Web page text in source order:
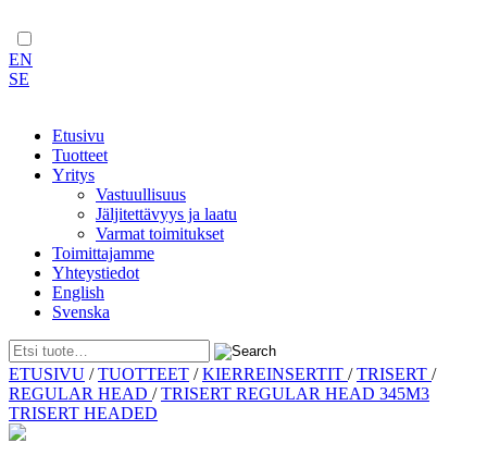
EN
SE
Etusivu
Tuotteet
Yritys
Vastuullisuus
Jäljitettävyys ja laatu
Varmat toimitukset
Toimittajamme
Yhteystiedot
English
Svenska
Skip
to
content
ETUSIVU /TUOTTEET /KIERREINSERTIT /TRISERT /
REGULAR HEAD /TRISERT REGULAR HEAD 345M3
TRISERT HEADED